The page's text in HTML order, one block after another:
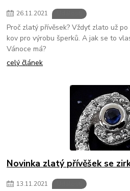
26.11.2021
Proč zlatý přívěsek? Vždyť zlato už
kov pro výrobu šperků. A jak se to
Vánoce má?
celý článek
Novinka zlatý přívěšek se
13.11.2021